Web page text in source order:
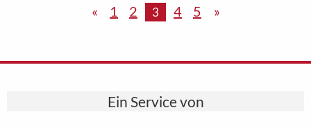
« 1 2 3 4 5 »
Ein Service von